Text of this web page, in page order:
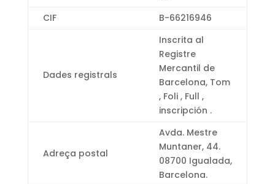
CIF
B-66216946
Dades registrals
Inscrita al
Registre
Mercantil de
Barcelona, Tom
, Foli , Full ,
inscripción .
Adreça postal
Avda. Mestre
Muntaner, 44.
08700 Igualada,
Barcelona.